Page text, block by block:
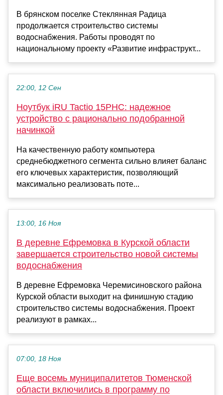
В брянском поселке Стеклянная Радица
продолжается строительство системы
водоснабжения. Работы проводят по
национальному проекту «Развитие инфраструкт...
22:00, 12 Сен
Ноутбук iRU Tactio 15PHC: надежное
устройство с рационально подобранной
начинкой
На качественную работу компьютера
среднебюджетного сегмента сильно влияет баланс
его ключевых характеристик, позволяющий
максимально реализовать поте...
13:00, 16 Ноя
В деревне Ефремовка в Курской области
завершается строительство новой системы
водоснабжения
В деревне Ефремовка Черемисиновского района
Курской области выходит на финишную стадию
строительство системы водоснабжения. Проект
реализуют в рамках...
07:00, 18 Ноя
Еще восемь муниципалитетов Тюменской
области включились в программу по